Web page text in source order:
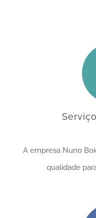
A empresa Nuno
qualidade